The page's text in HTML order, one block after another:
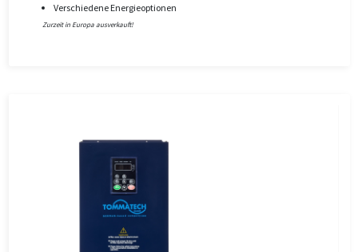
Verschiedene Energieoptionen
Zurzeit in Europa ausverkauft!